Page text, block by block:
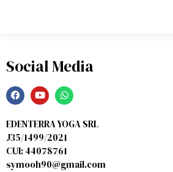
Social Media
EDENTERRA YOGA SRL
J35/1499/2021
CUI: 44078761
symooh90@gmail.com